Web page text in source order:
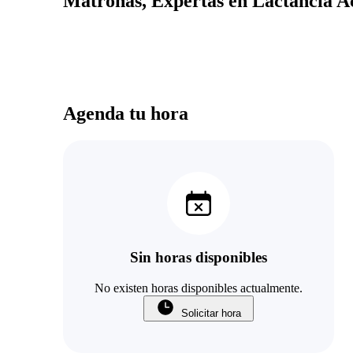
Agenda tu hora
Sin horas disponibles
No existen horas disponibles actualmente.
Solicitar hora